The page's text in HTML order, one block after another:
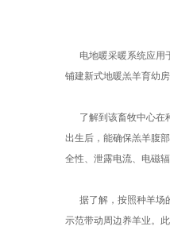
电地暖采暖系统应用
铺建新式地暖羔羊育幼
了解到该畜牧中心在
出生后，能确保羔羊腹
全性、泄露电流、电磁
据了解，按照种羊场
示范带动周边养羊业。